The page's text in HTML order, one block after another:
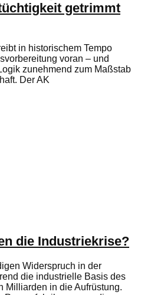
getrimmt
in historischem Tempo
voran – und
zunehmend zum Maßstab
Der AK
die Industriekrise?
Widerspruch in der
die industrielle Basis des
Milliarden in die Aufrüstung.